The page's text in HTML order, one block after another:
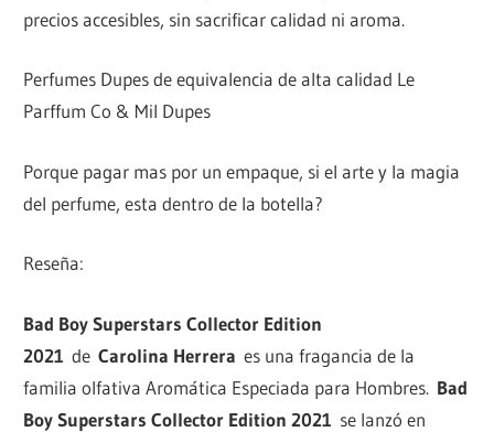
precios accesibles, sin sacrificar calidad ni aroma.
Perfumes Dupes de equivalencia de alta calidad Le
Parffum Co & Mil Dupes
Porque pagar mas por un empaque, si el arte y la magia
del perfume, esta dentro de la botella?
Reseña:
Bad Boy Superstars Collector Edition
2021 deCarolina Herrera es una fragancia de la
familia olfativa Aromática Especiada para Hombres. Bad
Boy Superstars Collector Edition 2021 se lanzó en